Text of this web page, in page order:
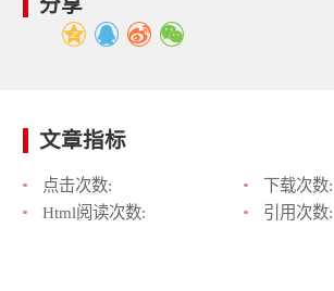
分享
文章指标
点击次数:
下载次数:
Html阅读次数:
引用次数: